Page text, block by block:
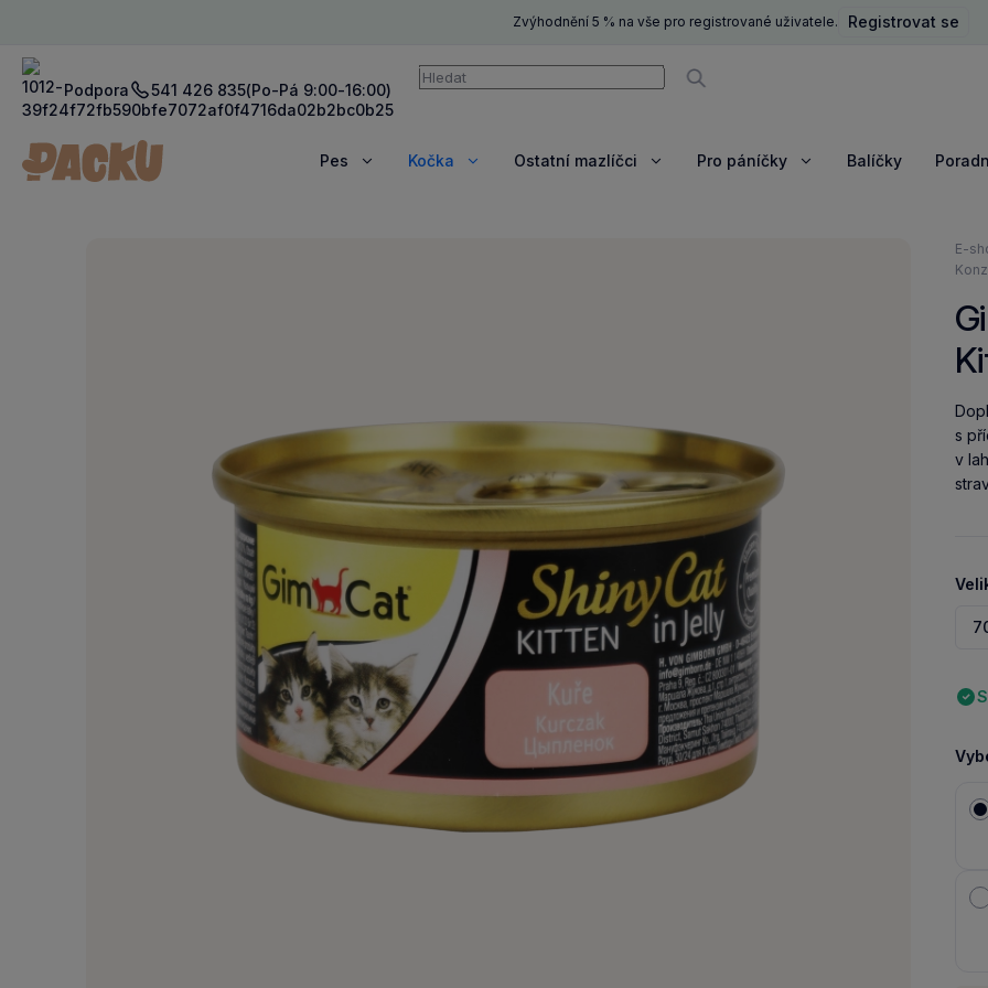
Zvýhodnění 5 % na vše pro registrované uživatele. Registrovat se
Podpora 541 426 835(Po-Pá 9:00-16:00)
Vyhledávání
Vyhledávat
Pes
ZobrazitKočka
ZobrazitOstatní mazlíčci
ZobrazitPro páníčky
ZobrazitBalíčky
se
E-
s
v